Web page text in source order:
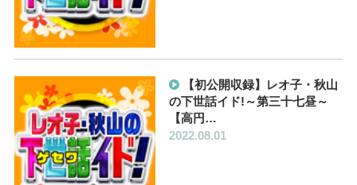
【初公開収録】レオ子・秋山
の下世話イド!～第三十七昼～
【高円…
2022.08.01